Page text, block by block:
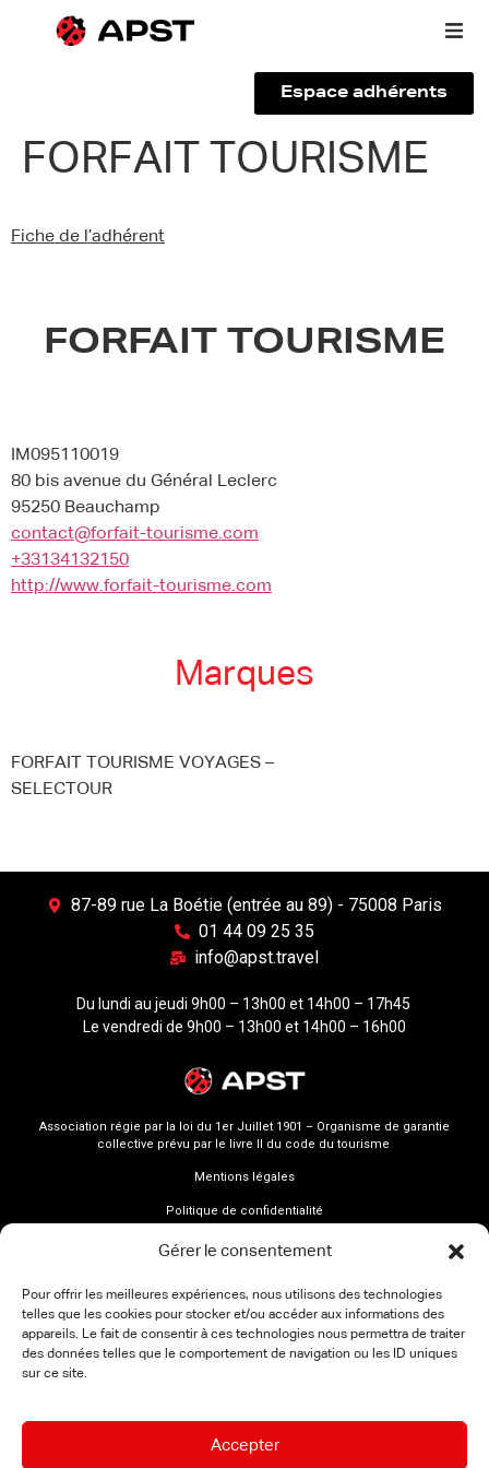
Gérer le consentement
Pour offrir les meilleures expériences, nous utilisons des technologies
telles que les cookies pour stocker et/ou accéder aux informations des
appareils. Le fait de consentir à ces technologies nous permettra de traiter
des données telles que le comportement de navigation ou les ID uniques
sur ce site.
Accepter
Qui sommes-nous ?
Espace adhérents
FORFAIT TOURISME
Fiche de l’adhérent
FORFAIT TOURISME
IM095110019
80 bis avenue du Général Leclerc
95250 Beauchamp
contact@forfait-tourisme.com
+33134132150
http://www.forfait-tourisme.com
Marques
FORFAIT TOURISME VOYAGES –
SELECTOUR
87-89 rue La Boétie (entrée au 89) - 75008 Paris
01 44 09 25 35
info@apst.travel
Du lundi au jeudi 9h00 – 13h00 et 14h00 – 17h45
Le vendredi de 9h00 – 13h00 et 14h00 – 16h00
Association régie par la loi du 1er Juillet 1901 – Organisme de garantie
collective prévu par le livre II du code du tourisme
Mentions légales
Politique de confidentialité